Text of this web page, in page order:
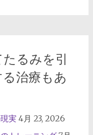
るみを引
治療もあ
実 4月 23, 2026